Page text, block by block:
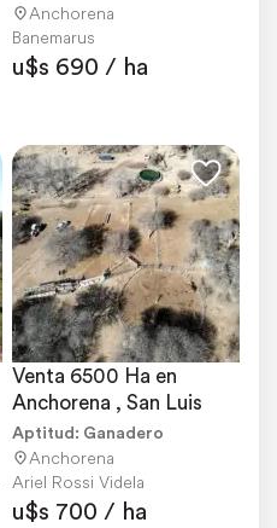
Anchorena
Banemarus
u$s 690 / ha
Venta 6500 Ha en
Anchorena , San Luis
Aptitud: Ganadero
Anchorena
Ariel Rossi Videla
u$s 700 / ha